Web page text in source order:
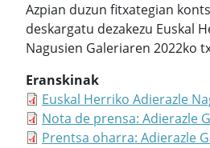
Azpian duzun fitxategian
deskargatu dezakezu Euskal
Nagusien Galeriaren 2022ko
Eranskinak
Euskal Herriko Adierazle
Nota de prensa: Adierazle
Prentsa oharra: Adierazle